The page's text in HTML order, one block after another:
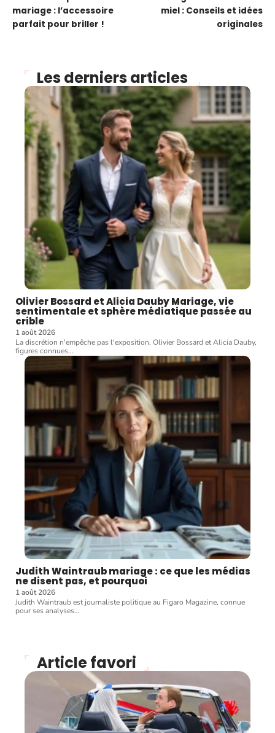
mariage : l’accessoire
parfait pour briller !
miel : Conseils et idées
originales
Les derniers articles
Olivier Bossard et Alicia Dauby Mariage, vie
sentimentale et sphère médiatique passée au
crible
1 août 2026
La discrétion n'empêche pas l'exposition. Olivier Bossard et Alicia Dauby,
figures connues…
Judith Waintraub mariage : ce que les médias
ne disent pas, et pourquoi
1 août 2026
Judith Waintraub est journaliste politique au Figaro Magazine, connue
pour ses analyses…
Article favori